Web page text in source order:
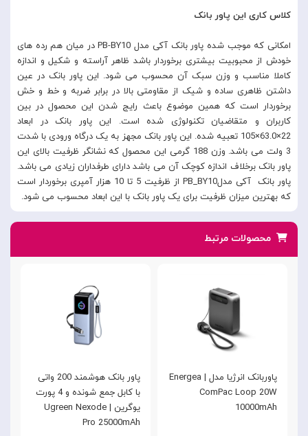
کلاس کاری این پاور بانک
امکانی که موجب شده پاور بانک آکی مدل PB-BY10 در میان هم رده های
خودش از محبوبیت بیشتری برخوردار باشد ظاهر آراسته و شکیل و اندازه
کاملا مناسب و وزن سبک آن محسوب می شود. این پاور بانک در عین
داشتن ظاهری ساده و شیک از مقاومتی بالا در برابر ضربه و خط و خش
برخوردار است که همین موضوع باعث رایج شدن این محصول در بین
کاربران و متقاضیان تکنولوژی شده است. این پاور بانک در ابعاد
22×63.0×105 تعبیه شده. این پاور بانک مجهز به یک درگاه ورودی با شدت
3 ولت می باشد. وزن 188 گرمی این محصول که نشانگر ظرفیت بالای این
پاور بانک برخلاف اندازه کوچک آن می باشد دارای طرفداران زیادی می باشد.
پاور بانک آکی مدلPB_BY10 از ظرفیت 5 تا 10 هزار آمپری برخوردار است
که بهترین میزان ظرفیت برای یک پاور بانک با این ابعاد محسوب می شود.
محصولات مرتبط
پاور بانک هوشمند 200 واتی
با کابل جمع شونده و 4 پورت
یوگرین | Ugreen Nexode
Pro 25000mAh
پاوربانک انرژیا مدل | Energea
ComPac Loop 20W
10000mAh